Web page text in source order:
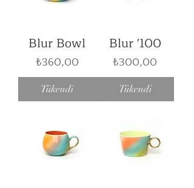
Blur Bowl
Fiyat
₺360,00
Tükendi
Blur '100
Fiyat
₺300,00
Tükendi